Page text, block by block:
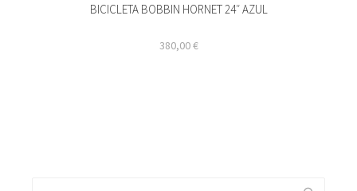
BICICLETA BOBBIN HORNET 24″ AZUL
380,00€